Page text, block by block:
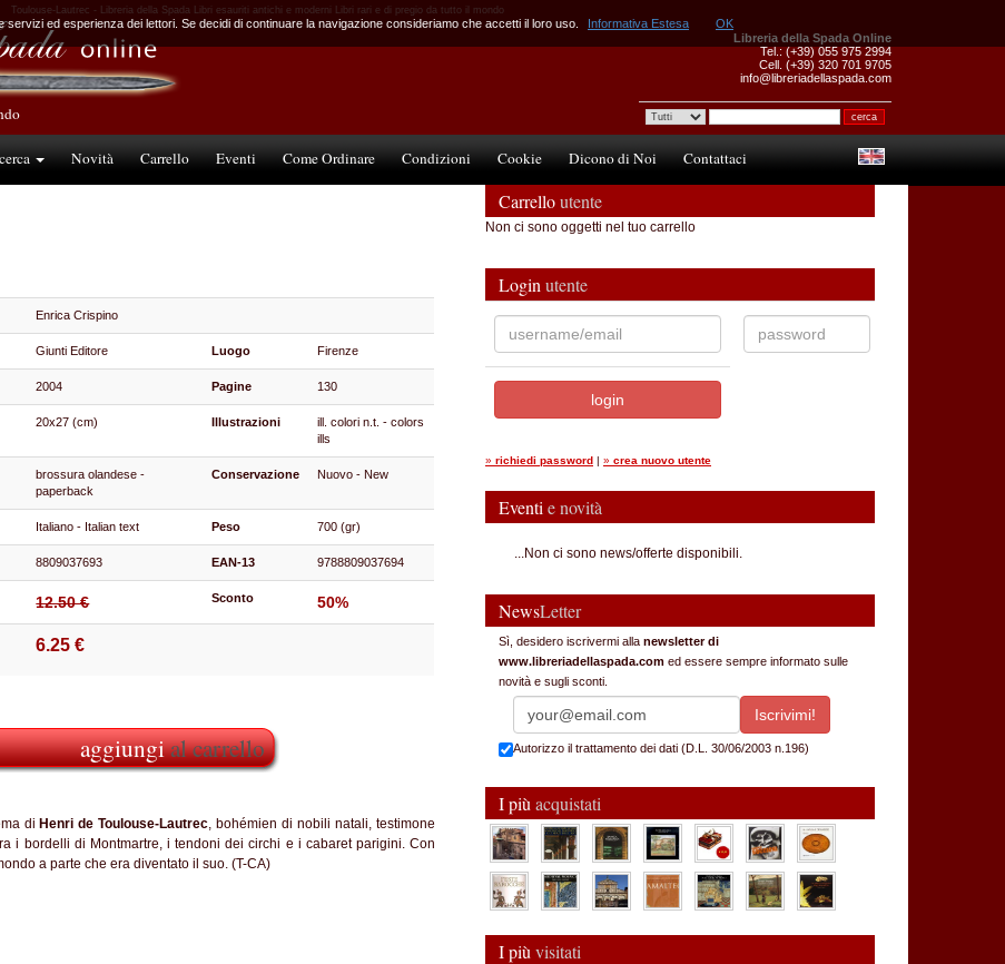
Toulouse-Lautrec - Libreria della Spada Libri esauriti antichi e moderni Libri rari e di pregio da tutto il mondo
Libreria della Spada Online
Tel.: (+39) 055 975 2994
Cell. (+39) 320 701 9705
info@libreriadellaspada.com
Novità Carrello Eventi Come Ordinare Condizioni Cookie Dicono di Noi Contattaci
Enrica Crispino
Giunti Editore Luogo Firenze
2004 Pagine 130
20x27 (cm) Illustrazioni
ill. colori n.t. - colors
ills
brossura olandese -
paperback
Conservazione Nuovo - New
Italiano - Italian text Peso 700 (gr)
8809037693 EAN-13 9788809037694
12.50 € Sconto 50%
6.25 €
aggiungial carrello
di Henri de Toulouse-Lautrec, bohémien di nobili natali, testimone
i bordelli di Montmartre, i tendoni dei circhi e i cabaret parigini. Con
a parte che era diventato il suo. (T-CA)
Carrelloutente
Non ci sono oggetti nel tuo carrello
Login utente
» richiedi password | » crea nuovo utente
Eventi e novità
...Non ci sono news/offerte disponibili.
NewsLetter
Sì, desidero iscrivermi alla newsletter di
www.libreriadellaspada.com ed essere sempre informato sulle
novità e sugli sconti.
Autorizzo il trattamento dei dati (D.L. 30/06/2003 n.196)
I più acquistati
I più visitati
ed esperienza dei lettori. Se decidi di continuare la navigazione consideriamo che accetti il loro uso. Informativa Estesa OK